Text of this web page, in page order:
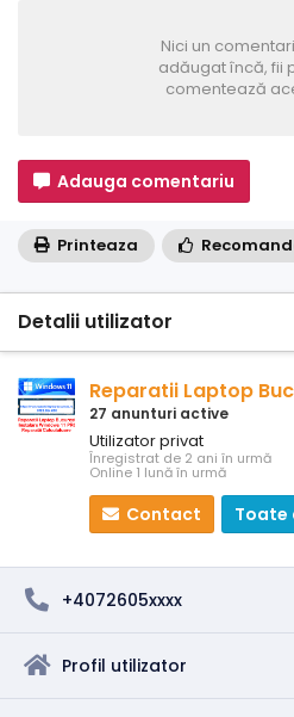
Nici un
adăugat încă, fii
comentează
Adauga comentariu
Printeaza
Detalii utilizator
Reparatii Laptop
27 anunturi active
Utilizator privat
Înregistrat de 2 ani în urmă
Online 1 lună în urmă
Contact Toate
+4072605xxxx
Profil utilizator